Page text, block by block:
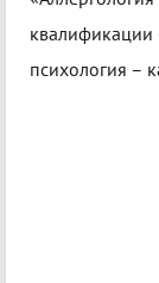
психология –